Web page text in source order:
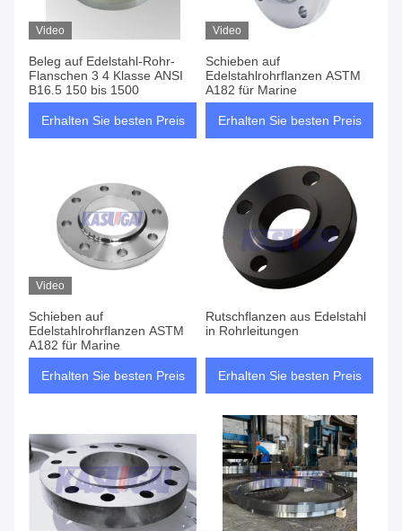
Video
Beleg auf Edelstahl-Rohr-
Flanschen 3 4 Klasse ANSI
B16.5 150 bis 1500
Erhalten Sie besten Preis
Video
Schieben auf
Edelstahlrohrflanzen ASTM
A182 für Marine
Erhalten Sie besten Preis
Video
Schieben auf
Edelstahlrohrflanzen ASTM
A182 für Marine
Erhalten Sie besten Preis
Rutschflanzen aus Edelstahl
in Rohrleitungen
Erhalten Sie besten Preis